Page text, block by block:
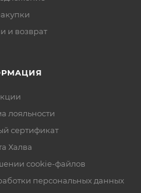
и возврат
лояльности
сертификат
Халва
cookie-файлов
персональных данных